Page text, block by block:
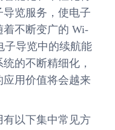
览服务，使电子
不断变广的 Wi-
子导览中的续航能
的不断精细化，
用价值将会越来
以下集中常见方